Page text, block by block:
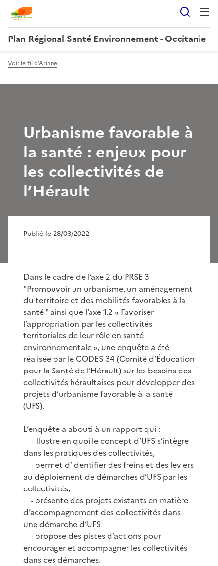
Plan Régional Santé Environnement - Occitanie
Voir le fil d'Ariane
Urbanisme favorable à
la santé : enjeux pour
les collectivités de
l’Hérault
Publié le 28/03/2022
Dans le cadre de l’axe 2 du PRSE 3
"Promouvoir un urbanisme, un aménagement
du territoire et des mobilités favorables à la
santé " ainsi que l’axe 1.2 « Favoriser
l’appropriation par les collectivités
territoriales de leur rôle en santé
environnementale », une enquête a été
réalisée par le CODES 34 (Comité d’Éducation
pour la Santé de l’Hérault) sur les besoins des
collectivités héraultaises pour développer des
projets d’urbanisme favorable à la santé
(UFS).
L’enquête a abouti à un rapport qui :
-illustre en quoi le concept d’UFS s’intègre
dans les pratiques des collectivités,
-permet d’identifier des freins et des leviers
au déploiement de démarches d’UFS par les
collectivités,
-présente des projets existants en matière
d’accompagnement des collectivités dans
une démarche d’UFS
-propose des pistes d’actions pour
encourager et accompagner les collectivités
dans ces démarches.